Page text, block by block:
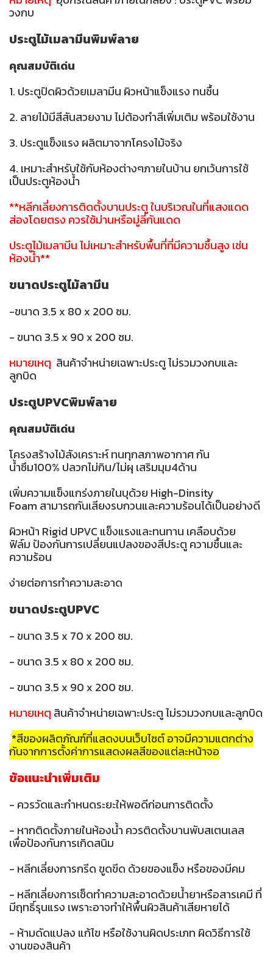
วงกบ
ประตูไม้เมลามีนพิมพ์ลาย
คุณสมบัติเด่น
1. ประตูปิดผิวด้วยเมลามีน ผิวหน้าแข็งแรง ทนชื้น
2. ลายไม้มีสีสันสวยงาม ไม่ต้องทำสีเพิ่มเติม พร้อมใช้งาน
3. ประตูแข็งแรง ผลิตมาจากโครงไม้จริง
4. เหมาะสำหรับใช้กับห้องต่างๆภายในบ้าน ยกเว้นการใช้
เป็นประตูห้องน้ำ
**หลีกเลี่ยงการติดตั้งบานประตู ในบริเวณในที่แสงแดด
ส่องโดยตรง ควรใช้ม่านหรือมู่ลี่กันแดด
ประตูไม้เมลามีน ไม่เหมาะสำหรับพื้นที่ที่มีความชื้นสูง เช่น
ห้องน้ำ**
ขนาดประตูไม้ลามีน
-ขนาด 3.5 x 80 x 200 ซม.
- ขนาด 3.5 x 90 x 200 ซม.
หมายเหตุ สินค้าจำหน่ายเฉพาะประตู ไม่รวมวงกบและ
ลูกบิด
ประตูUPVCพิมพ์ลาย
คุณสมบัติเด่น
โครงสร้างไม้สังเคราะห์ ทนทุกสภาพอากาศ กัน
น้ำซึม100% ปลวกไม่กิน/ไม่ผุ เสริมมุม4ด้าน
เพิ่มความแข็งแกร่งภายในบุด้วย High-Dinsity
Foam สามารถกันเสียงรบกวนและความร้อนได้เป็นอย่างดี
ผิวหน้า Rigid UPVC แข็งแรงและทนทาน เคลือบด้วย
ฟิล์ม ป้องกันการเปลี่ยนแปลงของสีประตู ความชื้นและ
ความร้อน
ง่ายต่อการทำความสะอาด
ขนาดประตูUPVC
- ขนาด 3.5 x 70 x 200 ซม.
- ขนาด 3.5 x 80 x 200 ซม.
- ขนาด 3.5 x 90 x 200 ซม.
หมายเหตุ สินค้าจำหน่ายเฉพาะประตู ไม่รวมวงกบและลูกบิด
*สีของผลิตภัณฑ์ที่แสดงบนเว็บไซต์ อาจมีความแตกต่าง
กันจากการตั้งค่าการแสดงผลสีของแต่ละหน้าจอ
ข้อแนะนำเพิ่มเติม
- ควรวัดและกำหนดระยะให้พอดีก่อนการติดตั้ง
- หากติดตั้งภายในห้องน้ำ ควรติดตั้งบานพับสเตนเลส
เพื่อป้องกันการเกิดสนิม
- หลีกเลี่ยงการกรีด ขูดขีด ด้วยของแข็ง หรือของมีคม
- หลีกเลี่ยงการเช็ดทำความสะอาดด้วยน้ำยาหรือสารเคมี ที่
มีฤทธิ์รุนแรง เพราะอาจทำให้พื้นผิวสินค้าเสียหายได้
- ห้ามดัดแปลง แก้ไข หรือใช้งานผิดประเภท ผิดวิธีการใช้
งานของสินค้า